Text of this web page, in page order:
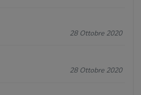
28 Ottobre 2020
28 Ottobre 2020